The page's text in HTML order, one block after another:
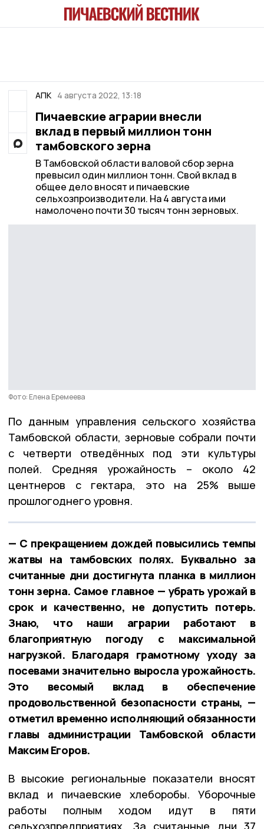
АПК 4 августа 2022, 13:18
Пичаевские аграрии внесли
вклад в первый миллион тонн
тамбовского зерна
В Тамбовской области валовой сбор зерна
превысил один миллион тонн. Свой вклад в
общее дело вносят и пичаевские
сельхозпроизводители. На 4 августа ими
намолочено почти 30 тысяч тонн зерновых.
Фото: Елена Еремеева
По данным управления сельского хозяйства
Тамбовской области, зерновые собрали почти
с четверти отведённых под эти культуры
полей. Средняя урожайность – около 42
центнеров с гектара, это на 25% выше
прошлогоднего уровня.
— С прекращением дождей повысились темпы
жатвы на тамбовских полях. Буквально за
считанные дни достигнута планка в миллион
тонн зерна. Самое главное — убрать урожай в
срок и качественно, не допустить потерь.
Знаю, что наши аграрии работают в
благоприятную погоду с максимальной
нагрузкой. Благодаря грамотному уходу за
посевами значительно выросла урожайность.
Это весомый вклад в обеспечение
продовольственной безопасности страны, —
отметил временно исполняющий обязанности
главы администрации Тамбовской области
Максим Егоров.
В высокие региональные показатели вносят
вклад и пичаевские хлеборобы. Уборочные
работы полным ходом идут в пяти
сельхозпредприятиях. За считанные дни 37